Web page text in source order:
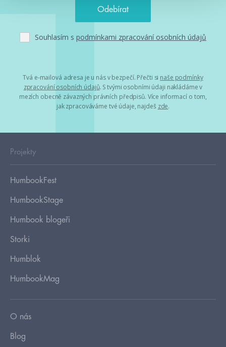
Souhlasím s podmínkami zpracování osobních údajů
Tvá e-mailová adresa je u nás v bezpečí. Přečti si naše podmínky
zpracování osobních údajů. S tvými osobními údaji nakládáme v
mezích obecně závazných právních předpisů. Více informací o tom,
jak zpracováváme tvé údaje, najdeš zde.
Projekty
HumbookFest
HumbookStage
Humbook blogeři
Storki
Humblok
HumbookMag
O nás
Blog